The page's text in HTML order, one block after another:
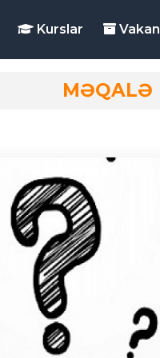
Kurslar
MƏQALƏ